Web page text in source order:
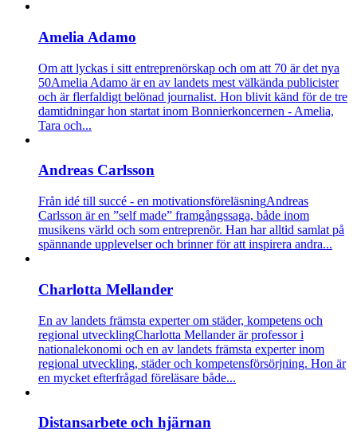
Amelia Adamo
Om att lyckas i sitt entreprenörskap och om att 70 är det nya
50Amelia Adamo är en av landets mest välkända publicister
och är flerfaldigt belönad journalist. Hon blivit känd för de tre
damtidningar hon startat inom Bonnierkoncernen - Amelia,
Tara och...
Andreas Carlsson
Från idé till succé - en motivationsföreläsningAndreas
Carlsson är en ”self made” framgångssaga, både inom
musikens värld och som entreprenör. Han har alltid samlat på
spännande upplevelser och brinner för att inspirera andra...
Charlotta Mellander
En av landets främsta experter om städer, kompetens och
regional utvecklingCharlotta Mellander är professor i
nationalekonomi och en av landets främsta experter inom
regional utveckling, städer och kompetensförsörjning. Hon är
en mycket efterfrågad föreläsare både...
Distansarbete och hjärnan